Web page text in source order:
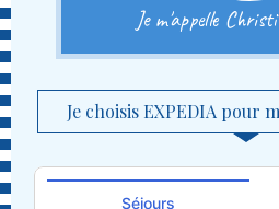
Je m'appelle
Je choisis EXPEDIA pour